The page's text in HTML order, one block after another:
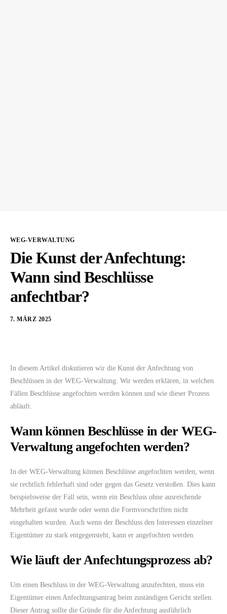
WEG-VERWALTUNG
Die Kunst der Anfechtung:
Wann sind Beschlüsse
anfechtbar?
7. MÄRZ 2025
In diesem Artikel diskutieren wir die Kunst der Anfechtung von
Beschlüssen in der WEG-Verwaltung. Wir werden erklären, in welchen
Fällen Beschlüsse angefochten werden können und wie dieser Prozess
abläuft.
Wann können Beschlüsse in der WEG-
Verwaltung angefochten werden?
In der WEG-Verwaltung können Beschlüsse angefochten werden, wenn
sie rechtlich fehlerhaft sind oder gegen das Gesetz verstoßen. Dies kann
beispielsweise der Fall sein, wenn ein Beschluss ohne ausreichende
Mehrheit gefasst wurde oder wenn die Formvorschriften nicht
eingehalten wurden. Auch wenn der Beschluss den Interessen einzelner
Eigentümer zu stark entgegensteht, kann er angefochten werden.
Wie läuft der Anfechtungsprozess ab?
Um einen Beschluss in der WEG-Verwaltung anzufechten, muss ein
Eigentümer einen Anfechtungsantrag beim zuständigen Gericht stellen.
Dieser Antrag sollte die Gründe für die Anfechtung ausführlich